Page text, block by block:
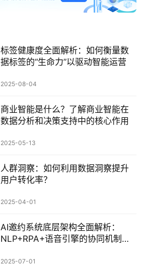
标签健康度全面解析：如何衡量数
据标签的“生命力”以驱动智能运营
2025-08-04
商业智能是什么？了解商业智能在
数据分析和决策支持中的核心作用
2025-05-13
人群洞察：如何利用数据洞察提升
用户转化率？
2025-04-01
AI邀约系统底层架构全面解析：
NLP+RPA+语音引擎的协同机制与
2025-07-01